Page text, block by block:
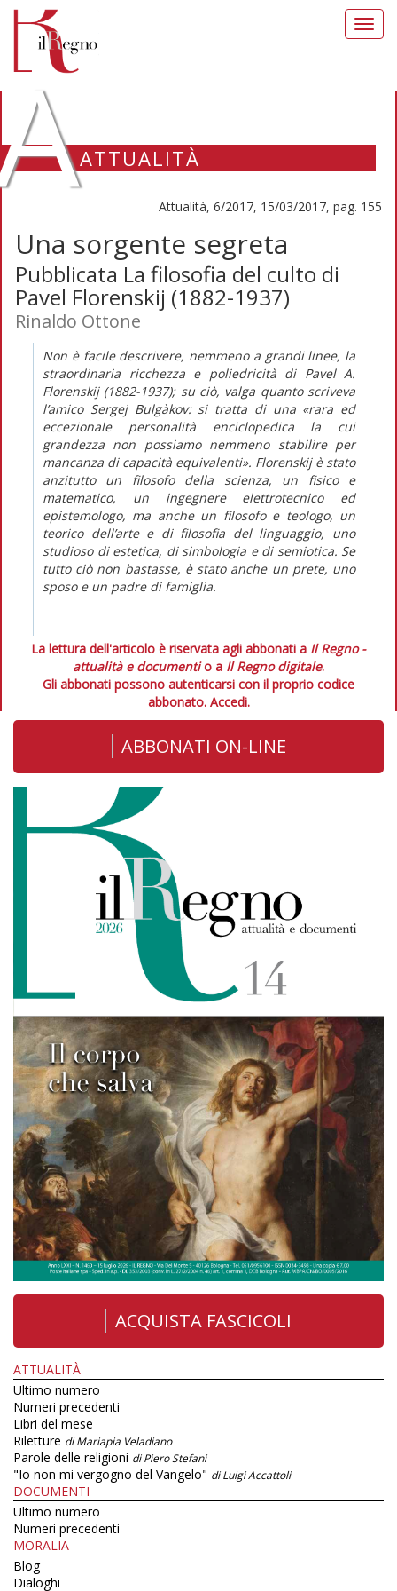
ATTUALITÀ
Attualità, 6/2017, 15/03/2017, pag. 155
Una sorgente segreta
Pubblicata La filosofia del culto di
Pavel Florenskij (1882-1937)
Rinaldo Ottone
Non è facile descrivere, nemmeno a grandi linee, la
straordinaria ricchezza e poliedricità di Pavel A.
Florenskij (1882-1937); su ciò, valga quanto scriveva
l’amico Sergej Bulgàkov: si tratta di una «rara ed
eccezionale personalità enciclopedica la cui
grandezza non possiamo nemmeno stabilire per
mancanza di capacità equivalenti». Florenskij è stato
anzitutto un filosofo della scienza, un fisico e
matematico, un ingegnere elettrotecnico ed
epistemologo, ma anche un filosofo e teologo, un
teorico dell’arte e di filosofia del linguaggio, uno
studioso di estetica, di simbologia e di semiotica. Se
tutto ciò non bastasse, è stato anche un prete, uno
sposo e un padre di famiglia.
La lettura dell'articolo è riservata agli abbonati a Il Regno -
attualità e documentio a Il Regno digitale.
Gli abbonati possono autenticarsi con il proprio codice
abbonato. Accedi.
ABBONATI ON-LINE
ACQUISTA FASCICOLI
ATTUALITÀ
Ultimo numero
Numeri precedenti
Libri del mese
Riletture di Mariapia Veladiano
Parole delle religioni di Piero Stefani
"Io non mi vergogno del Vangelo" di Luigi Accattoli
DOCUMENTI
Ultimo numero
Numeri precedenti
MORALIA
Blog
Dialoghi